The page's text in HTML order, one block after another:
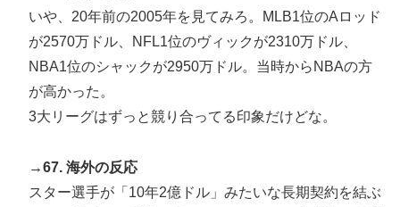
いや、20年前の2005年を見てみろ。MLB1位のAロッド
が2570万ドル、NFL1位のヴィックが2310万ドル、
NBA1位のシャックが2950万ドル。当時からNBAの方
が高かった。
3大リーグはずっと競り合ってる印象だけどな。
→67. 海外の反応
スター選手が「10年2億ドル」みたいな長期契約を結ぶ